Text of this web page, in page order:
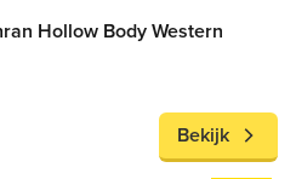
Hollow Body Western
Bekijk